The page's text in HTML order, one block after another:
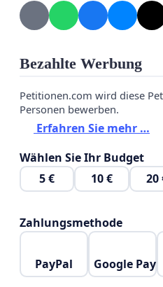
Bezahlte Werbung
Petitionen.com wird diese
Personen bewerben.
Erfahren Sie mehr …
Wählen Sie Ihr Budget
5 €
10 € 20
Zahlungsmethode
PayPal Google Pay